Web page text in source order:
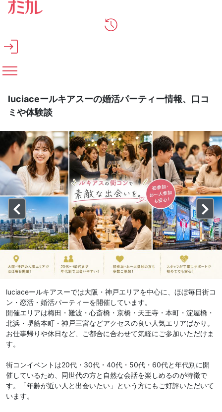
メインコンテンツへスキップ
luciaceールキアスーの婚活パーティー情報、口コ
ミや体験談
luciaceールキアスーでは大阪・神戸エリアを中心に、ほぼ毎日街コ
ン・恋活・婚活パーティーを開催しています。
開催エリアは梅田・難波・心斎橋・京橋・天王寺・本町・淀屋橋・
北浜・堺筋本町・神戸三宮などアクセスの良い人気エリアばかり。
お仕事帰りや休日など、ご都合に合わせて気軽にご参加いただけま
す。
街コンイベントは20代・30代・40代・50代・60代と年代別に開
催しているため、同世代の方と自然な会話を楽しめるのが特徴で
す。「年齢が近い人と出会いたい」という方にもご好評いただいて
います。